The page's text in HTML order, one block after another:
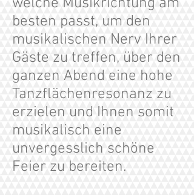
welche Musikrichtung am
besten passt, um den
musikalischen Nerv Ihrer
Gäste zu treffen, über den
ganzen Abend eine hohe
Tanzflächenresonanz zu
erzielen und Ihnen somit
musikalisch eine
unvergesslich schöne
Feier zu bereiten.